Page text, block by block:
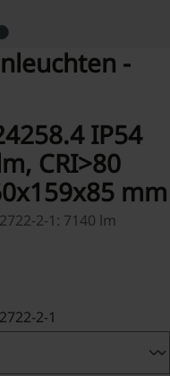
-
IP54
CRI>80
mm
2-1: 7140 lm
2-1